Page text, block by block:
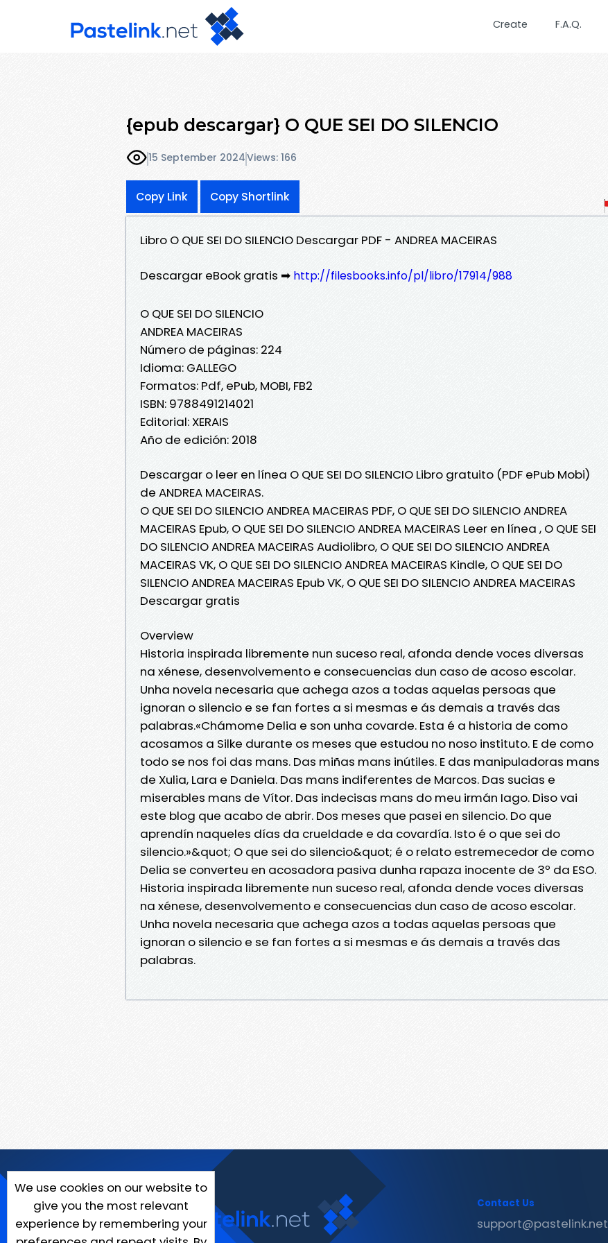
Create F.A.Q.
{epub descargar} O QUE SEI DO SILENCIO
15 September 2024Views: 166
Copy Link Copy Shortlink
Libro O QUE SEI DO SILENCIO Descargar PDF - ANDREA MACEIRAS
Descargar eBook gratis ➡ http://filesbooks.info/pl/libro/17914/988
O QUE SEI DO SILENCIO
ANDREA MACEIRAS
Número de páginas: 224
Idioma: GALLEGO
Formatos: Pdf, ePub, MOBI, FB2
ISBN: 9788491214021
Editorial: XERAIS
Año de edición: 2018
Descargar o leer en línea O QUE SEI DO SILENCIO Libro gratuito (PDF ePub Mobi)
de ANDREA MACEIRAS.
O QUE SEI DO SILENCIO ANDREA MACEIRAS PDF, O QUE SEI DO SILENCIO ANDREA
MACEIRAS Epub, O QUE SEI DO SILENCIO ANDREA MACEIRAS Leer en línea , O QUE SEI
DO SILENCIO ANDREA MACEIRAS Audiolibro, O QUE SEI DO SILENCIO ANDREA
MACEIRAS VK, O QUE SEI DO SILENCIO ANDREA MACEIRAS Kindle, O QUE SEI DO
SILENCIO ANDREA MACEIRAS Epub VK, O QUE SEI DO SILENCIO ANDREA MACEIRAS
Descargar gratis
Overview
Historia inspirada libremente nun suceso real, afonda dende voces diversas
na xénese, desenvolvemento e consecuencias dun caso de acoso escolar.
Unha novela necesaria que achega azos a todas aquelas persoas que
ignoran o silencio e se fan fortes a si mesmas e ás demais a través das
palabras.«Chámome Delia e son unha covarde. Esta é a historia de como
acosamos a Silke durante os meses que estudou no noso instituto. E de como
todo se nos foi das mans. Das miñas mans inútiles. E das manipuladoras mans
de Xulia, Lara e Daniela. Das mans indiferentes de Marcos. Das sucias e
miserables mans de Vítor. Das indecisas mans do meu irmán Iago. Diso vai
este blog que acabo de abrir. Dos meses que pasei en silencio. Do que
aprendín naqueles días da crueldade e da covardía. Isto é o que sei do
silencio.»&quot; O que sei do silencio&quot; é o relato estremecedor de como
Delia se converteu en acosadora pasiva dunha rapaza inocente de 3º da ESO.
Historia inspirada libremente nun suceso real, afonda dende voces diversas
na xénese, desenvolvemento e consecuencias dun caso de acoso escolar.
Unha novela necesaria que achega azos a todas aquelas persoas que
ignoran o silencio e se fan fortes a si mesmas e ás demais a través das
palabras.
We use cookies on our website to
give you the most relevant
experience by remembering your
Contact Us
support@pastelink.net